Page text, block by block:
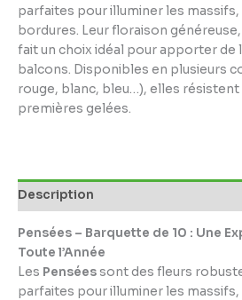
parfaites pour illuminer les
bordures. Leur floraison
fait un choix idéal pour apporter de
balcons. Disponibles en plusieurs
rouge, blanc, bleu…), elles résistent
premières gelées.
Description
Pensées – Barquette de 10 : Une
Toute l’Année
Les Penséessont des fleurs
parfaites pour illuminer les